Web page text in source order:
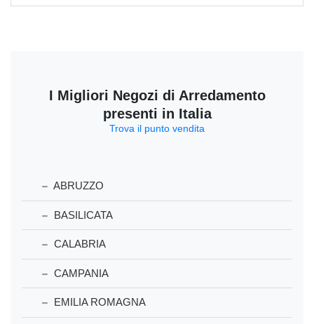
I Migliori Negozi di Arredamento
presenti in Italia
Trova il punto vendita
ABRUZZO
BASILICATA
CALABRIA
CAMPANIA
EMILIA ROMAGNA